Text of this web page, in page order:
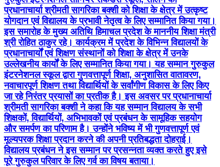
प्रधानाचार्या श्रीमती सागरिका बक्शी को शिक्षा के क्षेत्र में उत्कृष्ट
योगदान एवं विद्यालय के प्रभावी नेतृत्व के लिए सम्मानित किया गया।
इस समारोह के मुख्य अतिथि हिमाचल प्रदेश के माननीय शिक्षा मंत्री
श्री रोहित ठाकुर रहे। कार्यक्रम में प्रदेश के विभिन्न विद्यालयों के
प्रधानाचार्यों एवं शिक्षण संस्थानों को शिक्षा के क्षेत्र में उनके
उल्लेखनीय कार्यों के लिए सम्मानित किया गया। यह सम्मान गुरुकुल
इंटरनेशनल स्कूल द्वारा गुणवत्तापूर्ण शिक्षा, अनुशासित वातावरण,
नवाचारपूर्ण शिक्षण तथा विद्यार्थियों के सर्वांगीण विकास के लिए किए
जा रहे निरंतर प्रयासों का प्रतीक है। इस अवसर पर प्रधानाचार्या
श्रीमती सागरिका बक्शी ने कहा कि यह सम्मान विद्यालय के सभी
शिक्षकों, विद्यार्थियों, अभिभावकों एवं प्रबंधन के सामूहिक सहयोग
और समर्पण का परिणाम है। उन्होंने भविष्य में भी गुणवत्तापूर्ण एवं
मूल्यपरक शिक्षा प्रदान करने की अपनी प्रतिबद्धता दोहराई।
विद्यालय प्रबंधन ने इस सम्मान पर प्रसन्नता व्यक्त करते हुए इसे
पूरे गुरुकुल परिवार के लिए गर्व का विषय बताया।